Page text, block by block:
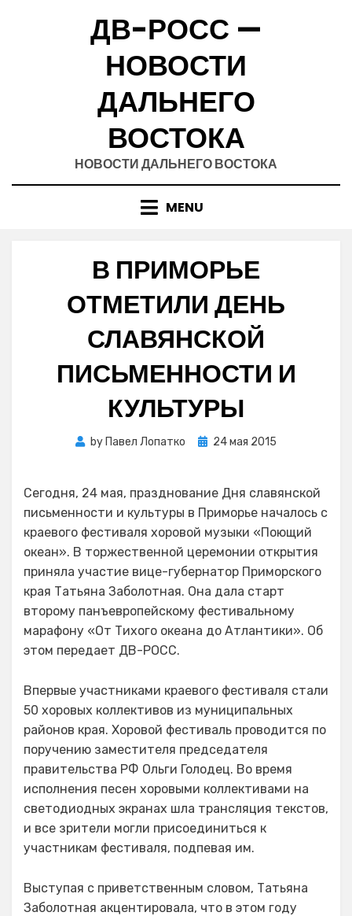
ДВ-РОСС —
НОВОСТИ
ДАЛЬНЕГО
ВОСТОКА
НОВОСТИ ДАЛЬНЕГО ВОСТОКА
MENU
В ПРИМОРЬЕ
ОТМЕТИЛИ ДЕНЬ
СЛАВЯНСКОЙ
ПИСЬМЕННОСТИ И
КУЛЬТУРЫ
by Павел Лопатко
Posted
24 мая 2015
Сегодня, 24 мая, празднование Дня славянской
письменности и культуры в Приморье началось с
краевого фестиваля хоровой музыки «Поющий
океан». В торжественной церемонии открытия
приняла участие вице-губернатор Приморского
края Татьяна Заболотная. Она дала старт
второму панъевропейскому фестивальному
марафону «От Тихого океана до Атлантики». Об
этом передает ДВ-РОСС.
Впервые участниками краевого фестиваля стали
50 хоровых коллективов из муниципальных
районов края. Хоровой фестиваль проводится по
поручению заместителя председателя
правительства РФ Ольги Голодец. Во время
исполнения песен хоровыми коллективами на
светодиодных экранах шла трансляция текстов,
и все зрители могли присоединиться к
участникам фестиваля, подпевая им.
Выступая с приветственным словом, Татьяна
Заболотная акцентировала, что в этом году